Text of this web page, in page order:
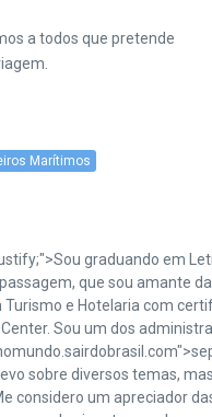
a todos que pretende
Marítimos
graduando em
que sou amante
e Hotelaria com
Sou um dos
sobre diversos temas,
considero um apreciador